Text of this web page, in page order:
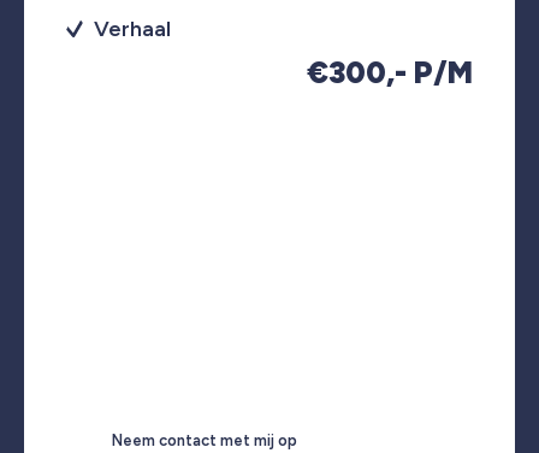
Verhaal
€300,- P/M
Neem contact met mij op